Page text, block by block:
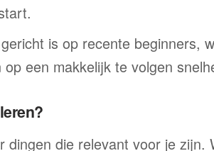
is op recente beginners,
op een makkelijk te volgen
dingen die relevant voor je zijn.